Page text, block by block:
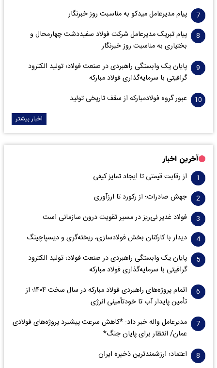
پیام مدیرعامل میدکو به مناسبت روز خبرنگار
پیام تبریک مدیرعامل شرکت فولاد سفیددشت چهارمحال و
بختیاری به مناسبت روز خبرنگار
پایان یک وابستگی راهبردی در صنعت فولاد؛ تولید الکترود
گرافیتی با سرمایه‌گذاری فولاد مبارکه
عبور گروه فولادمبارکه از سقف تاریخی تولید
اخبار بیشتر
آخرین اخبار
از رقابت قیمتی تا ایجاد تمایز کیفی
جهش صادرات؛ از رکورد تا ارزآوری
فولاد غدیر نی‌ریز در مسیر تقویت درون سازمانی است
دیدار با کارکنان بخش فولادسازی، ریخته‌گری و دیسپاچینگ
پایان یک وابستگی راهبردی در صنعت فولاد؛ تولید الکترود
گرافیتی با سرمایه‌گذاری فولاد مبارکه
اتمام پروژه‌های راهبردی فولاد مبارکه در سال سخت ۱۴۰۴؛ از
تأمین پایدار آب تا خودتأمینی انرژی
مدیرعامل واله خبر داد: *کاهش سرعت پیشبرد پروژه‌های فولادی
عمان/ انتظار برای پایان جنگ*
اعتماد؛ ارزشمندترین ذخیره ایران